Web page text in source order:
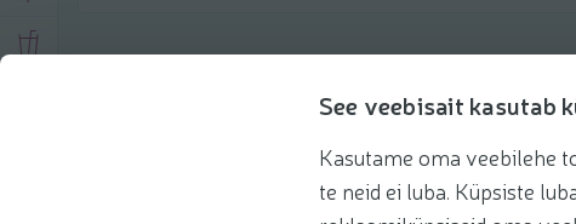
See veebisait kasutab
Kasutame oma veebilehe
te neid ei luba. Küpsiste
Рекомендации